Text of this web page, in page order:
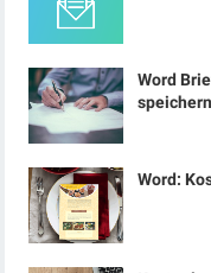
Word
speichern
Word: